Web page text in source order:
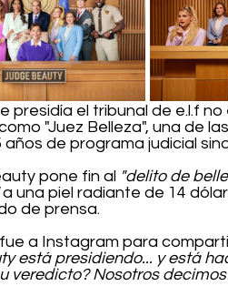
presidía el tribunal de e.l.f
"Juez Belleza", una de
años de programa judicial
pone fin al "delito de
a una piel radiante de 14
de prensa.
a Instagram para
está presidiendo... y está
veredicto? Nosotros